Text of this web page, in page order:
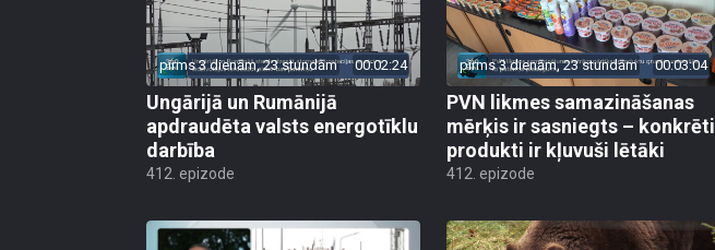
pirms 3 dienām, 23 stundām 00:02:24
Ungārijā un Rumānijā
apdraudēta valsts energotīklu
darbība
412. epizode
pirms 3 dienām, 23 stundām 00:03:04
PVN likmes samazināšanas
mērķis ir sasniegts – konkrēti
produkti ir kļuvuši lētāki
412. epizode